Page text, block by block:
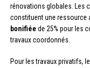
rénovations globales. Les
constituent une ressource
bonifiée de 25% pour les
travaux coordonnés.
Pour les travaux privatifs,